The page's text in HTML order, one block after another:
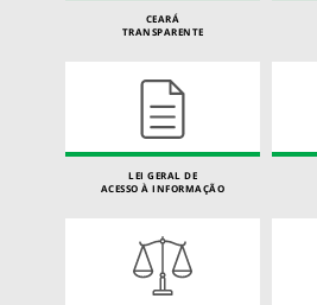
CEARÁ
TRANSPARENTE
LEI GERAL DE
ACESSO À INFORMAÇÃO